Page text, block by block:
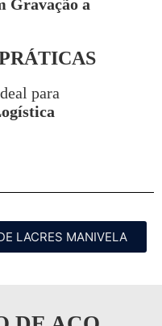
Gravação a
para
LACRES MANIVELA